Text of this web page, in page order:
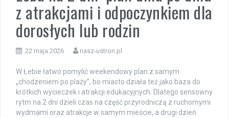
z atrakcjami i odpoczynkiem dla
dorosłych lub rodzin
22 maja 2026 nasz-ustron.pl
W Łebie łatwo pomylić weekendowy plan z samym
„chodzeniem po plaży”, bo miasto działa też jako baza do
krótkich wycieczek i atrakcji edukacyjnych. Dlatego sensowny
rytm na 2 dni dzieli czas na część przyrodniczą z ruchomymi
wydmami oraz atrakcje w samym mieście, a drugi dzień